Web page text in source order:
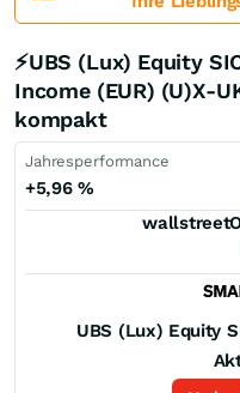
⚡UBS (Lux) Equity
Income (EUR) (U)X-
kompakt
Jahresperformance
+5,96%